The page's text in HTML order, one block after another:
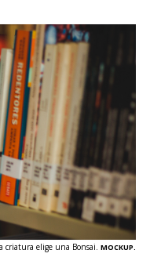
criatura elige una Bonsai. MOCKUP.